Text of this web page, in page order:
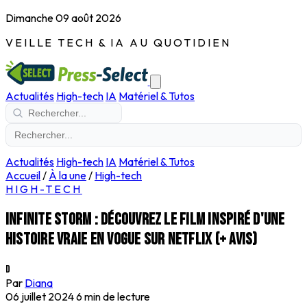
Dimanche 09 août 2026
VEILLE TECH & IA AU QUOTIDIEN
Actualités High-tech IA Matériel & Tutos
Actualités High-tech IA Matériel & Tutos
Accueil/ À la une/ High-tech
HIGH-TECH
Infinite Storm : découvrez le film inspiré d'une
histoire vraie en vogue sur Netflix (+ avis)
D
Par Diana
06 juillet 20246 min de lecture